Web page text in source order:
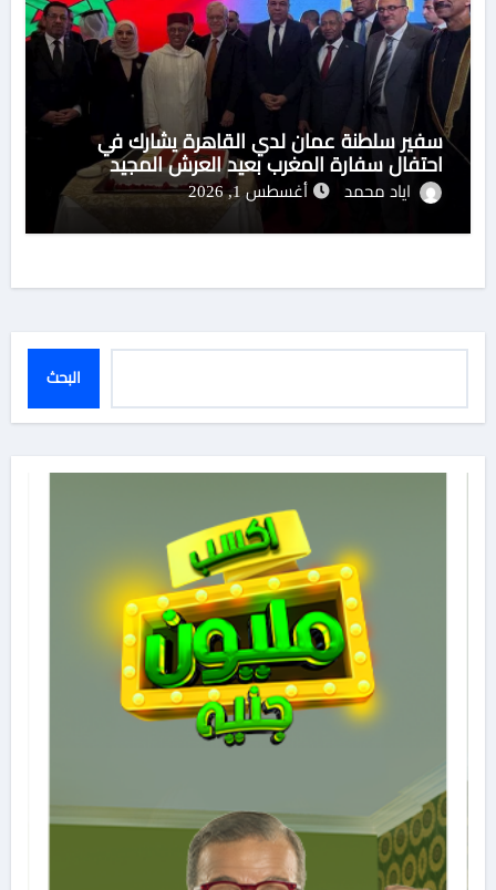
سفير سلطنة عمان لدي القاهرة يشارك في
احتفال سفارة المغرب بعيد العرش المجيد
اياد محمد أغسطس 1, 2026
البحث